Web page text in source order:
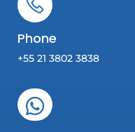
Phone
+55 21 3802 3838